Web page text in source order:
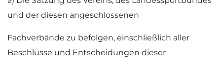
und der diesen angeschlossenen
Fachverbände zu befolgen, einschließlich aller
Beschlüsse und Entscheidungen dieser